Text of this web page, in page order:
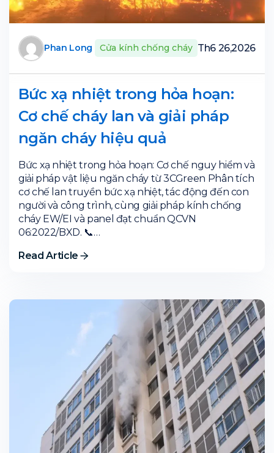
Phan Long Cửa kính chống cháy Th6 26,2026
Bức xạ nhiệt trong hỏa hoạn:
Cơ chế cháy lan và giải pháp
ngăn cháy hiệu quả
Bức xạ nhiệt trong hỏa hoạn: Cơ chế nguy hiểm và
giải pháp vật liệu ngăn cháy từ 3CGreen Phân tích
cơ chế lan truyền bức xạ nhiệt, tác động đến con
người và công trình, cùng giải pháp kính chống
cháy EW/EI và panel đạt chuẩn QCVN
06:2022/BXD. 📞…
Read Article